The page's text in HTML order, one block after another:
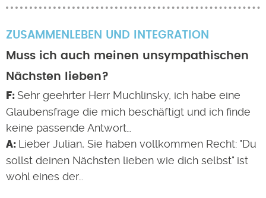
ZUSAMMENLEBEN UND INTEGRATION
Muss ich auch meinen unsympathischen
Nächsten lieben?
Sehr geehrter Herr Muchlinsky, ich habe eine
Glaubensfrage die mich beschäftigt und ich finde
keine passende Antwort…
Lieber Julian, Sie haben vollkommen Recht: "Du
sollst deinen Nächsten lieben wie dich selbst" ist
wohl eines der…